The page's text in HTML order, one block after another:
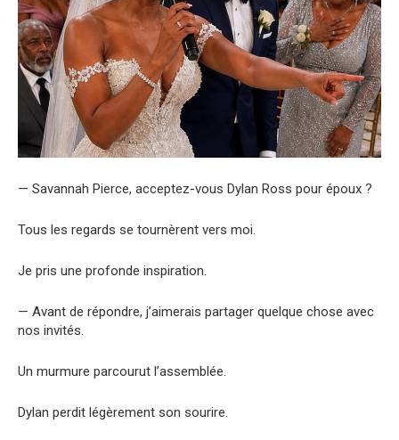
— Savannah Pierce, acceptez-vous Dylan Ross pour époux ?
Tous les regards se tournèrent vers moi.
Je pris une profonde inspiration.
— Avant de répondre, j’aimerais partager quelque chose avec
nos invités.
Un murmure parcourut l’assemblée.
Dylan perdit légèrement son sourire.